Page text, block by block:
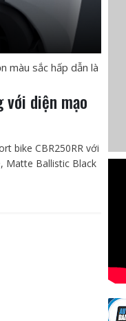
màu sắc hấp dẫn là
với diện mạo
bike CBR250RR với
Matte Ballistic Black